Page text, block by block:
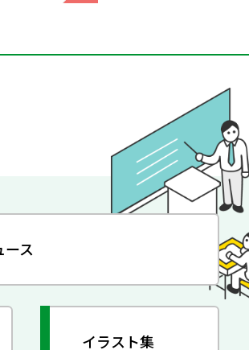
ース
イラスト集